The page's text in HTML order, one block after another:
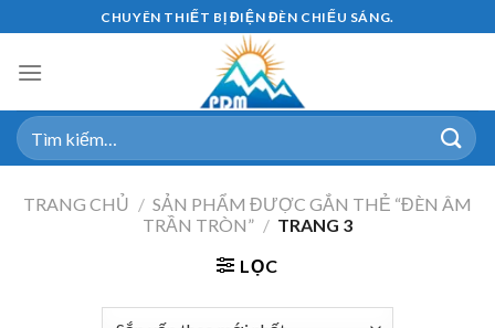
to
content
CHUYÊN THIẾT BỊ ĐIỆN ĐÈN CHIẾU SÁNG.
Tìm
kiếm:
TRANG CHỦ / SẢN PHẨM ĐƯỢC GẮN THẺ “ĐÈN ÂM
TRẦN TRÒN” / TRANG 3
LỌC